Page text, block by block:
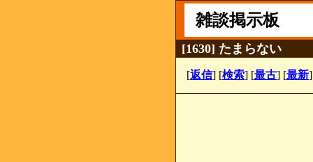
雑談掲示板
[1630] たまらない
[返信] [検索] [最古] [最新]